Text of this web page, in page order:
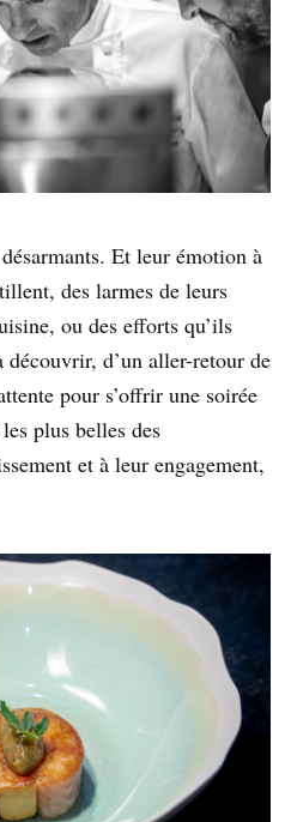
Et leur émotion à
des larmes de leurs
ou des efforts qu’ils
d’un aller-retour de
pour s’offrir une soirée
plus belles des
et à leur engagement,